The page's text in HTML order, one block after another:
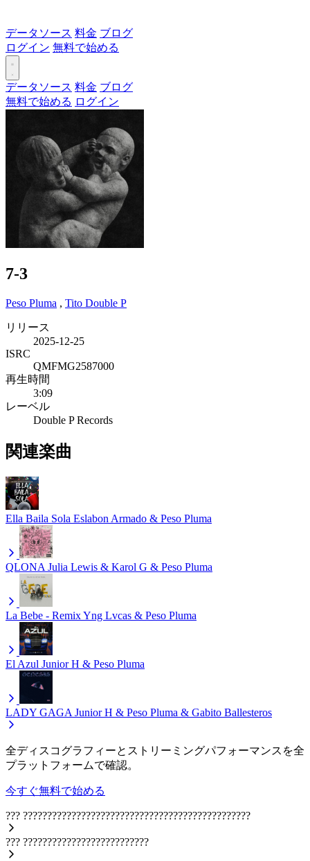
データソース 料金 ブログ
ログイン 無料で始める
データソース 料金 ブログ
無料で始める ログイン
7-3
Peso Pluma , Tito Double P
リリース
2025-12-25
ISRC
QMFMG2587000
再生時間
3:09
レーベル
Double P Records
関連楽曲
Ella Baila Sola Eslabon Armado & Peso Pluma
QLONA Julia Lewis & Karol G & Peso Pluma
La Bebe - RemixYng Lvcas & Peso Pluma
El Azul Junior H & Peso Pluma
LADY GAGA Junior H & Peso Pluma & Gabito Ballesteros
全ディスコグラフィーとストリーミングパフォーマンスを全
プラットフォームで確認。
今すぐ無料で始める
??? ???????????????????????????????????????????????
??? ??????????????????????????